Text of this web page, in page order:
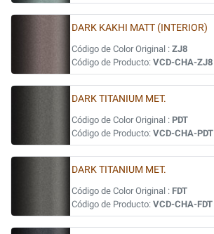
DARK KAKHI MATT (INTERIOR)
Código de Color Original : ZJ8
Código de Producto: VCD-CHA-ZJ8
DARK TITANIUM MET.
Código de Color Original : PDT
Código de Producto: VCD-CHA-PDT
DARK TITANIUM MET.
Código de Color Original : FDT
Código de Producto: VCD-CHA-FDT